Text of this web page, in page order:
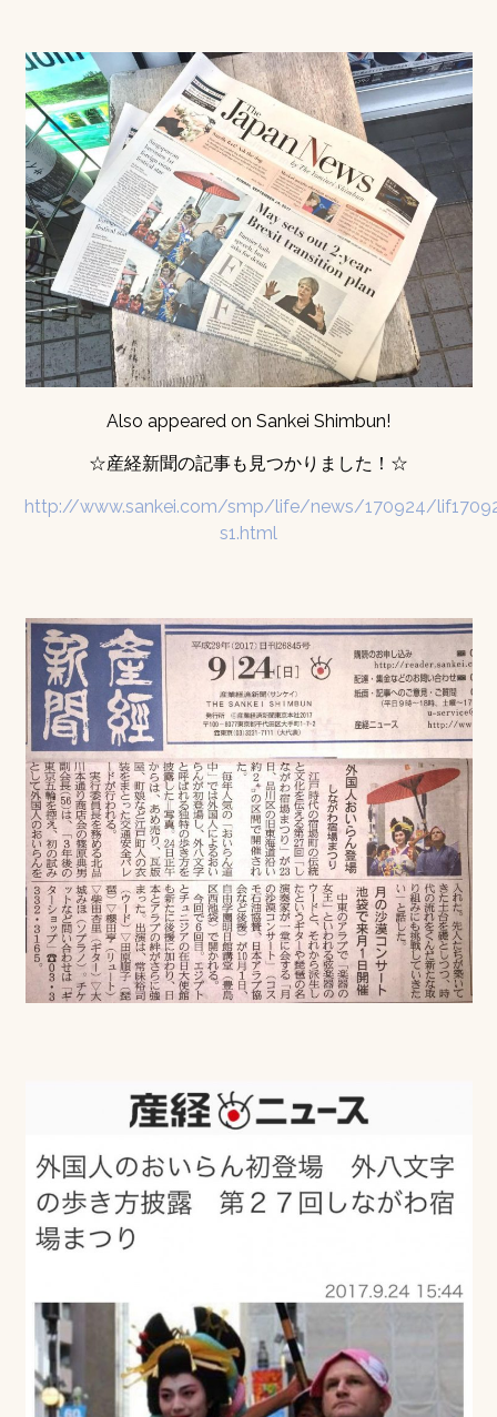
Also appeared on Sankei Shimbun!
☆産経新聞の記事も見つかりました！☆
http://www.sankei.com/smp/life/news/170924/
s1.html